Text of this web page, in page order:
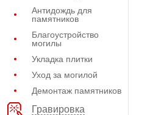
Антидождь для
памятников
Благоустройство
могилы
Укладка плитки
Уход за могилой
Демонтаж памятников
Гравировка